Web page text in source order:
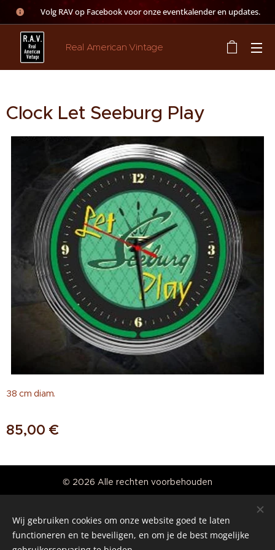
👉 Volg RAV op Facebook voor onze eventkalender en updates.
Real American Vintage
Clock Let Seeburg Play
38 cm diam.
85,00 €
© 2026 Alle rechten voorbehouden
Cookies
Wij gebruiken cookies om onze website goed te laten
functioneren en te beveiligen, en om je de best mogelijke